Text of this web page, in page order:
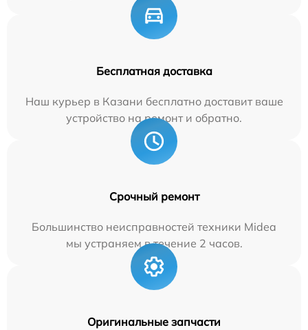
Бесплатная доставка
Наш курьер в Казани бесплатно доставит ваше
устройство на ремонт и обратно.
Срочный ремонт
Большинство неисправностей техники Midea
мы устраняем в течение 2 часов.
Оригинальные запчасти